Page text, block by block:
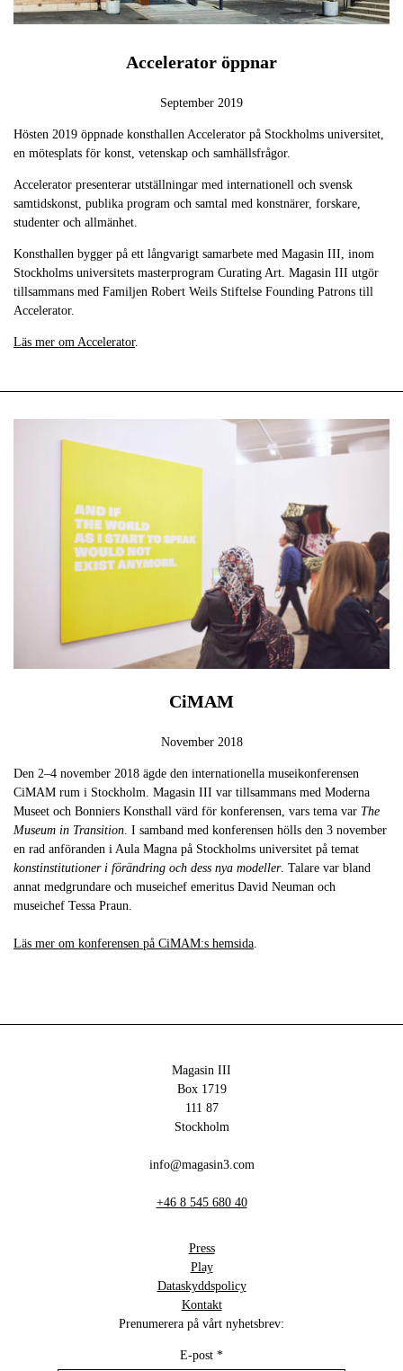
Accelerator öppnar
September 2019
Hösten 2019 öppnade konsthallen Accelerator på Stockholms universitet,
en mötesplats för konst, vetenskap och samhällsfrågor.
Accelerator presenterar utställningar med internationell och svensk
samtidskonst, publika program och samtal med konstnärer, forskare,
studenter och allmänhet.
Konsthallen bygger på ett långvarigt samarbete med Magasin III, inom
Stockholms universitets masterprogram Curating Art. Magasin III utgör
tillsammans med Familjen Robert Weils Stiftelse Founding Patrons till
Accelerator.
Läs mer om Accelerator.
CiMAM
November 2018
Den 2–4 november 2018 ägde den internationella museikonferensen
CiMAM rum i Stockholm. Magasin III var tillsammans med Moderna
Museet och Bonniers Konsthall värd för konferensen, vars tema var The
Museum in Transition. I samband med konferensen hölls den 3 november
en rad anföranden i Aula Magna på Stockholms universitet på temat
konstinstitutioner i förändring och dess nya modeller. Talare var bland
annat medgrundare och museichef emeritus David Neuman och
museichef Tessa Praun.
Läs mer om konferensen på CiMAM:s hemsida.
Magasin III
Box 1719
111 87
Stockholm
info@magasin3.com
+46 8 545 680 40
Press
Play
Dataskyddspolicy
Kontakt
Prenumerera på vårt nyhetsbrev:
E-post *